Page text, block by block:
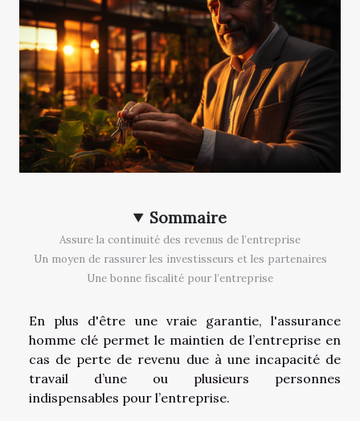
Sommaire
Assure la continuité des revenus de l’entreprise
Un moyen de rassurer les investisseurs et les partenaires
Une bonne fiscalité pour l’entreprise
En plus d'être une vraie garantie, l'assurance
homme clé permet le maintien de l’entreprise en
cas de perte de revenu due à une incapacité de
travail d’une ou plusieurs personnes
indispensables pour l’entreprise.